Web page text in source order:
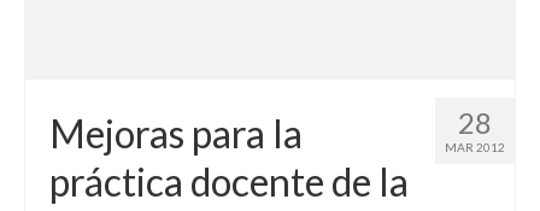
28
MAR 2012
Mejoras para la
práctica docente de la